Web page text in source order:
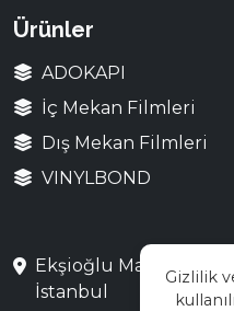
Ürünler
ADOKAPI
İç Mekan Filmleri
Dış Mekan Filmleri
VINYLBOND
Ekşioğlu Mah. Saray
İstanbul
Gizlilik